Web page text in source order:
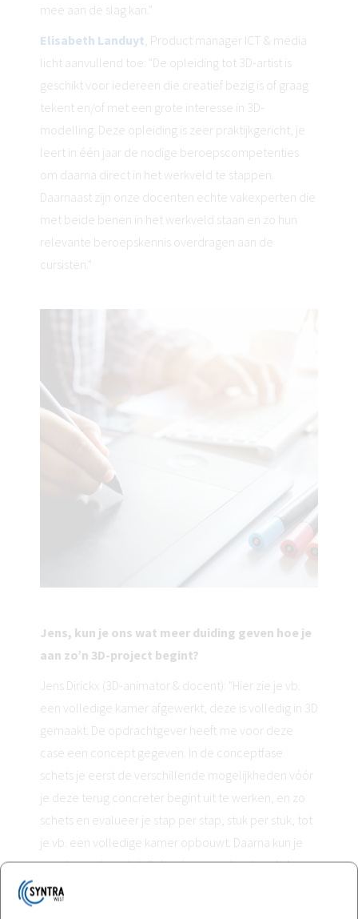
mee aan de slag kan."
Elisabeth Landuyt, Product manager ICT & media
licht aanvullend toe: "De opleiding tot 3D-artist is
geschikt voor iedereen die creatief bezig is of graag
tekent en/of met een grote interesse in 3D-
modelling. Deze opleiding is zeer praktijkgericht, je
leert in één jaar de nodige beroepscompetenties
om daarna direct in het werkveld te stappen.
Daarnaast zijn onze docenten echte vakexperten die
met beide benen in het werkveld staan en zo hun
relevante beroepskennis overdragen aan de
cursisten."
Jens, kun je ons wat meer duiding geven hoe je
aan zo’n 3D-project begint?
Jens Dirickx (3D-animator & docent): "Hier zie je vb.
een volledige kamer afgewerkt, deze is volledig in 3D
gemaakt. De opdrachtgever heeft me voor deze
case een concept gegeven. In de conceptfase
schets je eerst de verschillende mogelijkheden vóór
je deze terug concreter begint uit te werken, en zo
schets en evalueer je stap per stap, stuk per stuk, tot
je vb. een volledige kamer opbouwt. Daarna kun je
aan de verdere details beginnen, ook gekend als
‘texturing’, waarbij we verder aandacht geven aan de